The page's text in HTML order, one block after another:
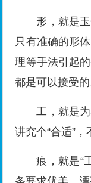
形，就是
只有准确的形
理等手法引起
都是可以接受的
工，就是
讲究个“合适”，
痕，就是“